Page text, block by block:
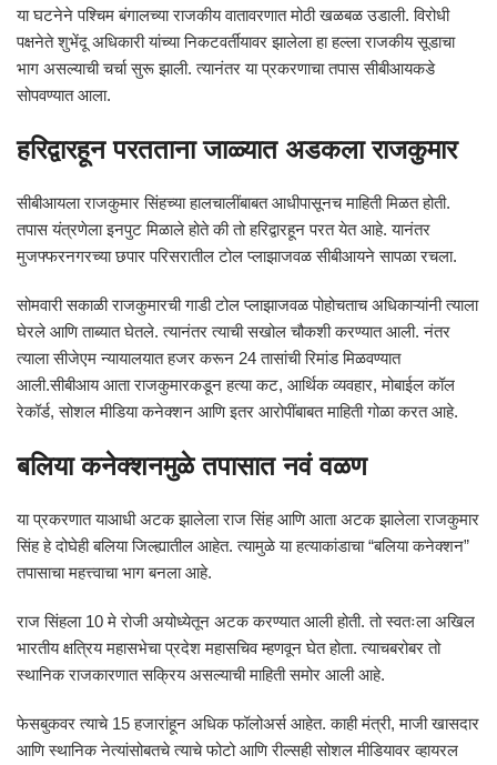
या घटनेने पश्चिम बंगालच्या राजकीय वातावरणात मोठी खळबळ उडाली. विरोधी
पक्षनेते शुभेंदू अधिकारी यांच्या निकटवर्तीयावर झालेला हा हल्ला राजकीय सूडाचा
भाग असल्याची चर्चा सुरू झाली. त्यानंतर या प्रकरणाचा तपास सीबीआयकडे
सोपवण्यात आला.
हरिद्वारहून परतताना जाळ्यात अडकला राजकुमार
सीबीआयला राजकुमार सिंहच्या हालचालींबाबत आधीपासूनच माहिती मिळत होती.
तपास यंत्रणेला इनपुट मिळाले होते की तो हरिद्वारहून परत येत आहे. यानंतर
मुजफ्फरनगरच्या छपार परिसरातील टोल प्लाझाजवळ सीबीआयने सापळा रचला.
सोमवारी सकाळी राजकुमारची गाडी टोल प्लाझाजवळ पोहोचताच अधिकाऱ्यांनी त्याला
घेरले आणि ताब्यात घेतले. त्यानंतर त्याची सखोल चौकशी करण्यात आली. नंतर
त्याला सीजेएम न्यायालयात हजर करून 24 तासांची रिमांड मिळवण्यात
आली.सीबीआय आता राजकुमारकडून हत्या कट, आर्थिक व्यवहार, मोबाईल कॉल
रेकॉर्ड, सोशल मीडिया कनेक्शन आणि इतर आरोपींबाबत माहिती गोळा करत आहे.
बलिया कनेक्शनमुळे तपासात नवं वळण
या प्रकरणात याआधी अटक झालेला राज सिंह आणि आता अटक झालेला राजकुमार
सिंह हे दोघेही बलिया जिल्ह्यातील आहेत. त्यामुळे या हत्याकांडाचा “बलिया कनेक्शन”
तपासाचा महत्त्वाचा भाग बनला आहे.
राज सिंहला 10 मे रोजी अयोध्येतून अटक करण्यात आली होती. तो स्वतःला अखिल
भारतीय क्षत्रिय महासभेचा प्रदेश महासचिव म्हणवून घेत होता. त्याचबरोबर तो
स्थानिक राजकारणात सक्रिय असल्याची माहिती समोर आली आहे.
फेसबुकवर त्याचे 15 हजारांहून अधिक फॉलोअर्स आहेत. काही मंत्री, माजी खासदार
आणि स्थानिक नेत्यांसोबतचे त्याचे फोटो आणि रील्सही सोशल मीडियावर व्हायरल